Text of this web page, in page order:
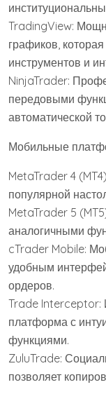
TradingView:
графиков,
инструментов и
NinjaTrader:
передовыми
автоматической
Мобильные
MetaTrader 4
популярной
MetaTrader 5
аналогичными
cTrader Mobile:
удобным
ордеров.
Trade Interceptor:
платформа с
функциями.
ZuluTrade:
позволяет